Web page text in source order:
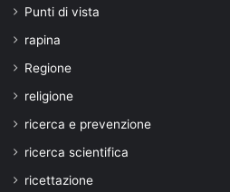
Punti di vista
rapina
Regione
religione
ricerca e prevenzione
ricerca scientifica
ricettazione